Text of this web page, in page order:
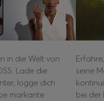
in die Welt von
Lade die
logge dich
markante
seine
bei der